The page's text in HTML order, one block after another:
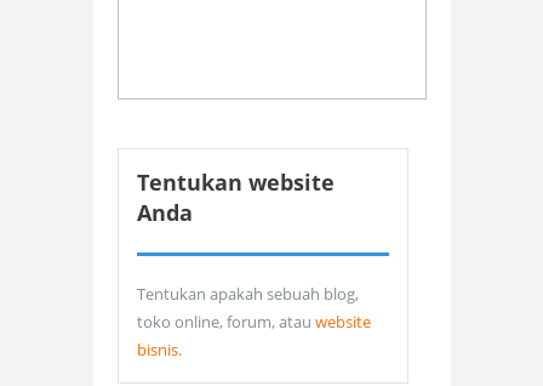
Tentukan website
Anda
Tentukan apakah sebuah blog,
toko online, forum, atau website
bisnis.